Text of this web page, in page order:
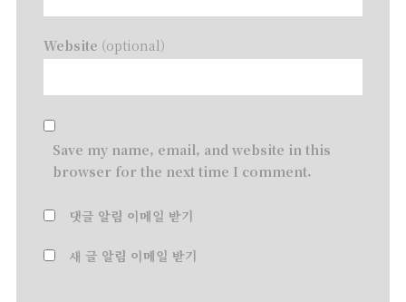
Website (optional)
Save my name, email, and website in this
browser for the next time I comment.
댓글 알림 이메일 받기
새 글 알림 이메일 받기